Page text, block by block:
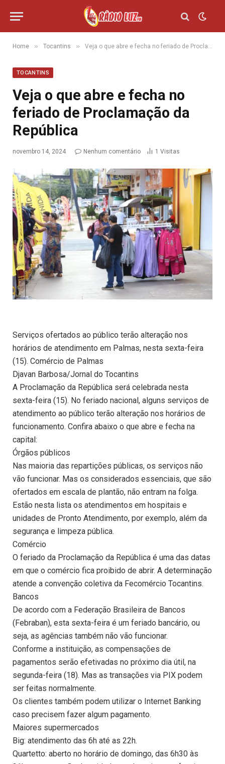
Home » Tocantins » Veja o que abre e fecha no feriado de Proclamação da República
TOCANTINS
Veja o que abre e fecha no
feriado de Proclamação da
República
novembro 14, 2024 Nenhum comentário 1 Visitas
Serviços ofertados ao público terão alteração nos
horários de atendimento em Palmas, nesta sexta-feira
(15). Comércio de Palmas
Djavan Barbosa/Jornal do Tocantins
A Proclamação da República será celebrada nesta
sexta-feira (15). No feriado nacional, alguns serviços de
atendimento ao público terão alteração nos horários de
funcionamento. Confira abaixo o que abre e fecha na
capital:
Órgãos públicos
Nas maioria das repartições públicas, os serviços não
vão funcionar. Mas os considerados essenciais, que são
ofertados em escala de plantão, não entram na folga.
Estão nesta lista os atendimentos em hospitais e
unidades de Pronto Atendimento, por exemplo, além da
segurança e limpeza pública.
Comércio
O feriado da Proclamação da República é uma das datas
em que o comércio fica proibido de abrir. A determinação
atende a convenção coletiva da Fecomércio Tocantins.
Bancos
De acordo com a Federação Brasileira de Bancos
(Febraban), esta sexta-feira é um feriado bancário, ou
seja, as agências também não vão funcionar.
Conforme a instituição, as compensações de
pagamentos serão efetivadas no próximo dia útil, na
segunda-feira (18). Mas as transações via PIX podem
ser feitas normalmente.
Os clientes também podem utilizar o Internet Banking
caso precisem fazer algum pagamento.
Maiores supermercados
Big: atendimento das 6h até as 22h.
Quartetto: aberto no horário de domingo, das 6h30 às